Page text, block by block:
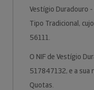
Vestígio Duradouro
Tipo Tradicional,
56111.
O NIF de Vestígio
517847132, e a sua
Quotas.